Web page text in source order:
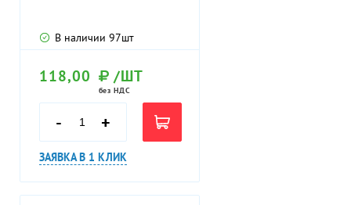
В наличии 97шт
118,00 /ШТ
без НДС
- +
ЗАЯВКА В 1 КЛИК